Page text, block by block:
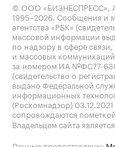
© ООО «БИЗНЕСПРЕСС»,
1995–2026. Сообщения и
агентства «РБК»
массовой информации
по надзору в сфере
и массовых
за номером ИА №ФС77-
(свидетельство о
выдано Федеральной
информационных
(Роскомнадзор)
сопровождаются
Владельцем сайта